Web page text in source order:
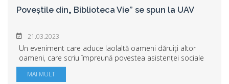
Poveștile din„ Biblioteca Vie” se spun la UAV
21.03.2023
Un eveniment care aduce laolaltă oameni dăruiți altor
oameni, care scriu împreună povestea asistenței sociale
se va derula la Arad, la Universitatea „Aurel Vlaicu” din
Arad, în organizarea Asociației ...
MAI MULT